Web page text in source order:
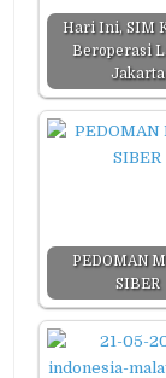
Hari Ini, SIM
Beroperasi
Jakarta
PEDOMAN
SIBER